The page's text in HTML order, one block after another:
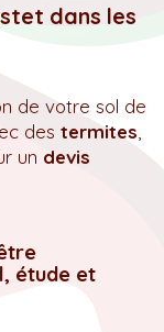
dans les
de votre sol de
des termites
un devis
étude et